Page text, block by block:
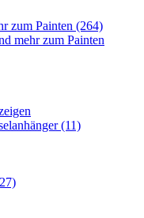
zum Painten (264)
mehr zum Painten
(11)